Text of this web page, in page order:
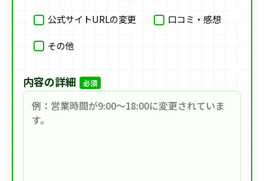
公式サイトURLの変更 口コミ・感想
その他
内容の詳細 必須